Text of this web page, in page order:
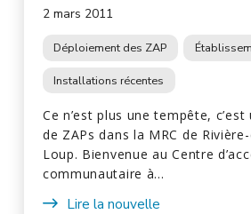
2 mars 2011
Déploiement des ZAP
Installations récentes
Ce n’est plus une tempête, c’est
de ZAPs dans la MRC de
Loup. Bienvenue au Centre
communautaire à…
Lire la nouvelle